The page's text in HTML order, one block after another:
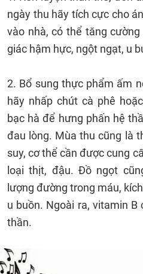
ngày thu hãy tích cực cho
vào nhà, có thể tăng
giác hậm hực, ngột ngạt, u
2. Bổ sung thực phẩm ấm
hãy nhấp chút cà phê
bạc hà để hưng phấn hệ
đau lòng. Mùa thu cũng là
suy, cơ thể cần được cung
loại thịt, đậu. Đồ ngọt
lượng đường trong máu,
u buồn. Ngoài ra, vitamin
thần.